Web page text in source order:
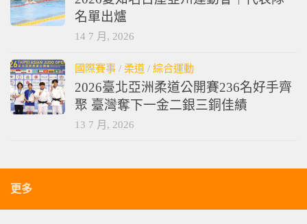
2026愛知名古屋亞州運動會｜代表隊
名單出爐
國際賽事 / 綜合運動
2026臺北亞洲柔道公開賽236名好手齊
聚 臺灣奪下一金二銀三銅佳績